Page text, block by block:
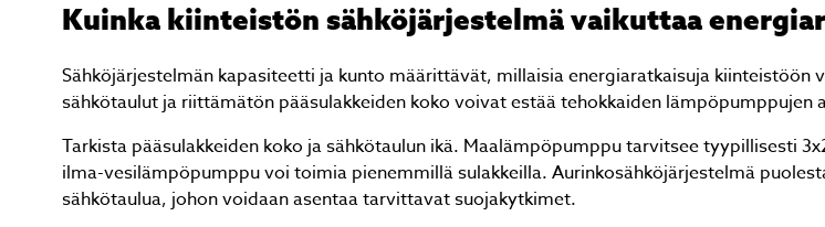
Kuinka kiinteistön sähköjärjestelmä vaikuttaa
Sähköjärjestelmän kapasiteetti ja kunto määrittävät, millaisia energiaratkaisuja kiinteistöön
sähkötaulut ja riittämätön pääsulakkeiden koko voivat estää tehokkaiden lämpöpumppujen
Tarkista pääsulakkeiden koko ja sähkötaulun ikä. Maalämpöpumppu tarvitsee tyypillisesti
ilma-vesilämpöpumppu voi toimia pienemmillä sulakkeilla. Aurinkosähköjärjestelmä
sähkötaulua, johon voidaan asentaa tarvittavat suojakytkimet.